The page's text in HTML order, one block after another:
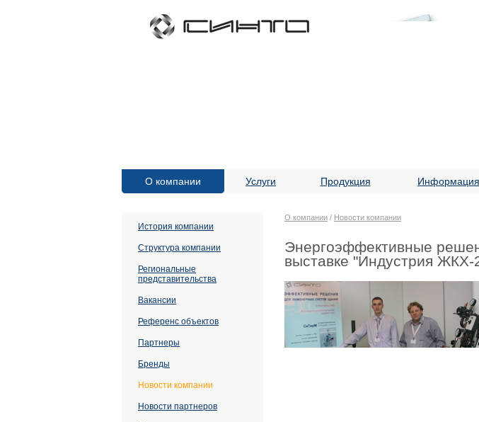
О компании Услуги Продукция Информация
История компании
Структура компании
Региональные
представительства
Вакансии
Референс объектов
Партнеры
Бренды
Новости компании
Новости партнеров
О компании / Новости компании
Энергоэффективные
выставке "Индустрия ЖКХ-